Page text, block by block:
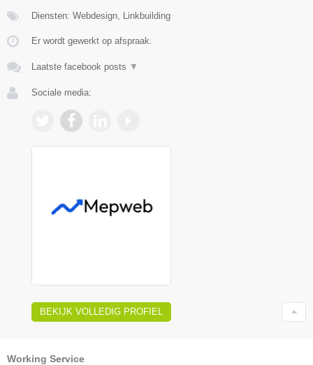
Diensten: Webdesign, Linkbuilding
Er wordt gewerkt op afspraak.
Laatste facebook posts ▼
Sociale media:
BEKIJK VOLLEDIG PROFIEL
Working Service